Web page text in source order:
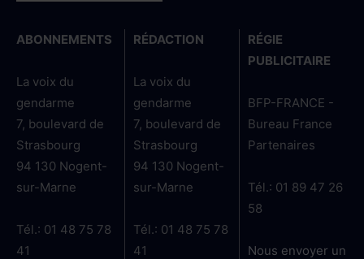
ABONNEMENTS
La voix du
gendarme
7, boulevard de
Strasbourg
94 130 Nogent-
sur-Marne
Tél.: 01 48 75 78
41
RÉDACTION
La voix du
gendarme
7, boulevard de
Strasbourg
94 130 Nogent-
sur-Marne
Tél.: 01 48 75 78
41
RÉGIE
PUBLICITAIRE
BFP-FRANCE -
Bureau France
Partenaires
Tél.: 01 89 47 26
58
Nous envoyer un